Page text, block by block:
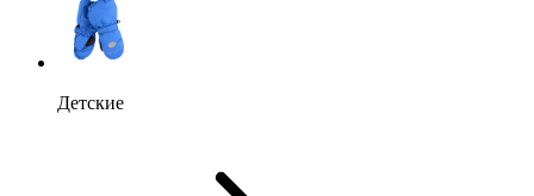
Детские